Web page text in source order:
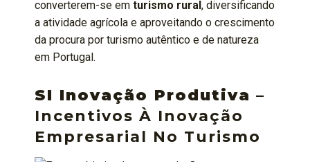
converterem-se em turismo rural, diversificando
a atividade agrícola e aproveitando o crescimento
da procura por turismo autêntico e de natureza
em Portugal.
SI Inovação Produtiva –
Incentivos À Inovação
Empresarial No Turismo